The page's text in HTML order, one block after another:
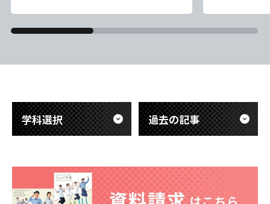
しています。 「OTちゃんぷる～」は、
ことを目的とした取り組みです。 2年生
ベントに取り組んだり
ろ、10日を
一日一日を
学科選択 過去の記事